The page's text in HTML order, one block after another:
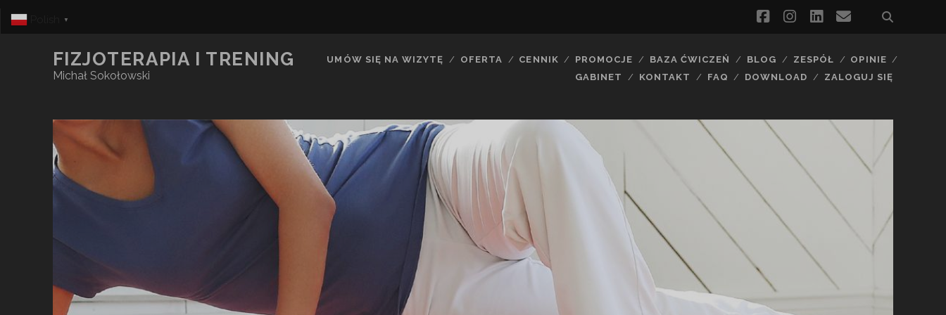
facebookinstagram
linkedinemail
FIZJOTERAPIA I TRENING
Michał Sokołowski
UMÓW SIĘ NA WIZYTĘ OFERTA CENNIK PROMOCJE BAZA ĆWICZEŃ BLOG ZESPÓŁ
OPINIE
GABINET
KONTAKT FAQ DOWNLOAD ZALOGUJ SIĘ
▼